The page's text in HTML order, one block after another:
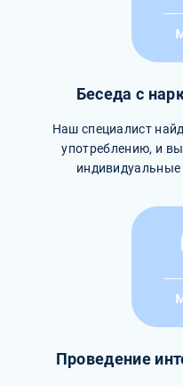
Беседа с
Наш специалист
употреблению, и
индивидуальные
Проведение